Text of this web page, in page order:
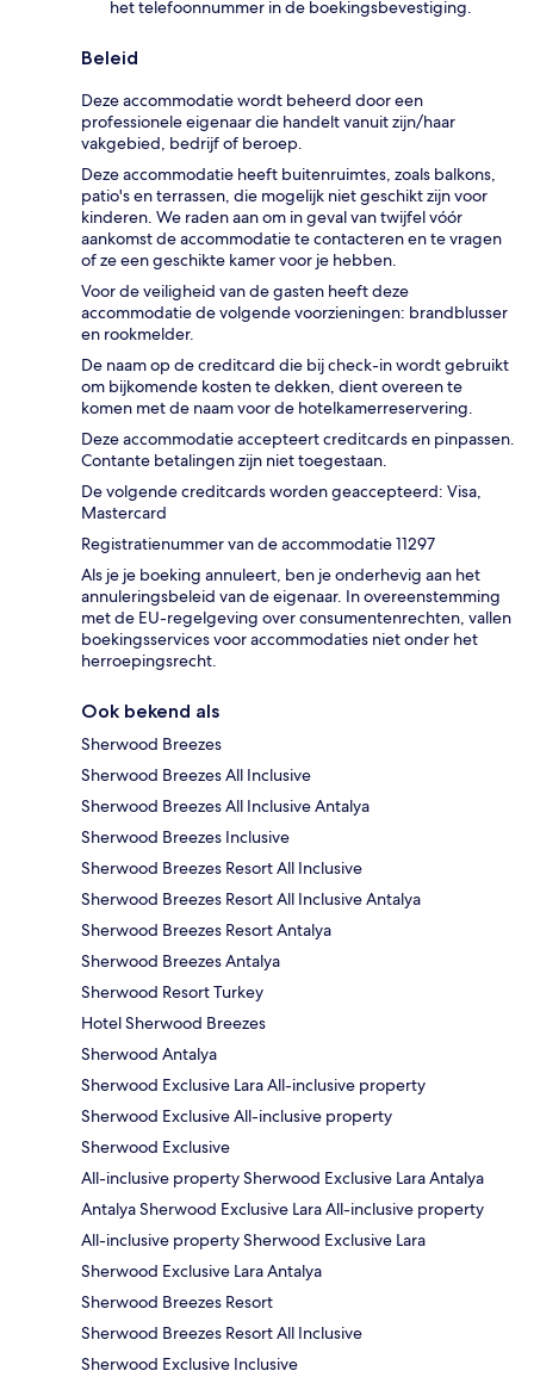
het telefoonnummer in de boekingsbevestiging.
Beleid
Deze accommodatie wordt beheerd door een
professionele eigenaar die handelt vanuit zijn/haar
vakgebied, bedrijf of beroep.
Deze accommodatie heeft buitenruimtes, zoals balkons,
patio's en terrassen, die mogelijk niet geschikt zijn voor
kinderen. We raden aan om in geval van twijfel vóór
aankomst de accommodatie te contacteren en te vragen
of ze een geschikte kamer voor je hebben.
Voor de veiligheid van de gasten heeft deze
accommodatie de volgende voorzieningen: brandblusser
en rookmelder.
De naam op de creditcard die bij check-in wordt gebruikt
om bijkomende kosten te dekken, dient overeen te
komen met de naam voor de hotelkamerreservering.
Deze accommodatie accepteert creditcards en pinpassen.
Contante betalingen zijn niet toegestaan.
De volgende creditcards worden geaccepteerd: Visa,
Mastercard
Registratienummer van de accommodatie 11297
Als je je boeking annuleert, ben je onderhevig aan het
annuleringsbeleid van de eigenaar. In overeenstemming
met de EU-regelgeving over consumentenrechten, vallen
boekingsservices voor accommodaties niet onder het
herroepingsrecht.
Ook bekend als
Sherwood Breezes
Sherwood Breezes All Inclusive
Sherwood Breezes All Inclusive Antalya
Sherwood Breezes Inclusive
Sherwood Breezes Resort All Inclusive
Sherwood Breezes Resort All Inclusive Antalya
Sherwood Breezes Resort Antalya
Sherwood Breezes Antalya
Sherwood Resort Turkey
Hotel Sherwood Breezes
Sherwood Antalya
Sherwood Exclusive Lara All-inclusive property
Sherwood Exclusive All-inclusive property
Sherwood Exclusive
All-inclusive property Sherwood Exclusive Lara Antalya
Antalya Sherwood Exclusive Lara All-inclusive property
All-inclusive property Sherwood Exclusive Lara
Sherwood Exclusive Lara Antalya
Sherwood Breezes Resort
Sherwood Breezes Resort All Inclusive
Sherwood Exclusive Inclusive